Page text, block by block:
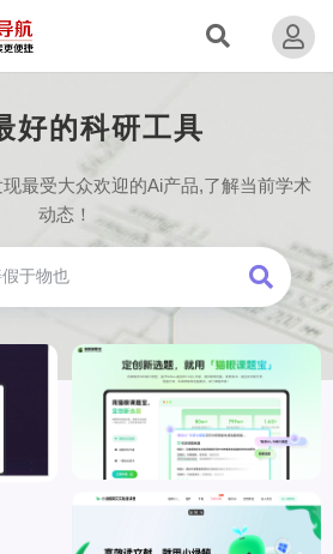
好的科研工具
最受大众欢迎的Ai产品,了解当前学术
动态！